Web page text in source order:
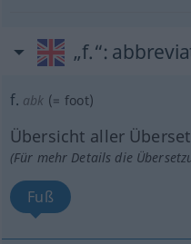
„f.“:
f. abk (= foot)
Übersicht aller
(Für mehr Details die
Fuß